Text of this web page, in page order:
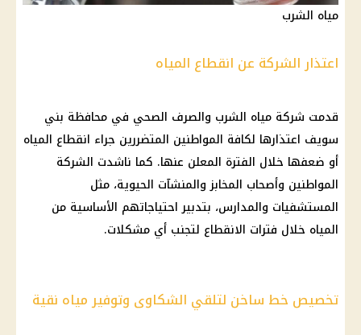
مياه الشرب
اعتذار الشركة عن انقطاع المياه
قدمت شركة مياه الشرب والصرف الصحي في محافظة بني
سويف اعتذارها لكافة المواطنين المتضررين جراء انقطاع المياه
أو ضعفها خلال الفترة المعلن عنها. كما ناشدت الشركة
المواطنين وأصحاب المخابزوالمنشآت الحيوية، مثل
المستشفيات والمدارس، بتدبير احتياجاتهم الأساسية من
المياه خلال فترات الانقطاع لتجنب أي مشكلات.
تخصيص خط ساخن لتلقي الشكاوى وتوفير مياه نقية